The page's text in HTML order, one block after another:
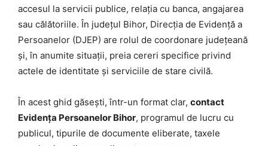
accesul la servicii publice, relația cu banca, angajarea
sau călătoriile. În județul Bihor, Direcția de Evidență a
Persoanelor (DJEP) are rolul de coordonare județeană
și, în anumite situații, preia cereri specifice privind
actele de identitate și serviciile de stare civilă.
În acest ghid găsești, într-un format clar, contact
Evidența Persoanelor Bihor, programul de lucru cu
publicul, tipurile de documente eliberate, taxele